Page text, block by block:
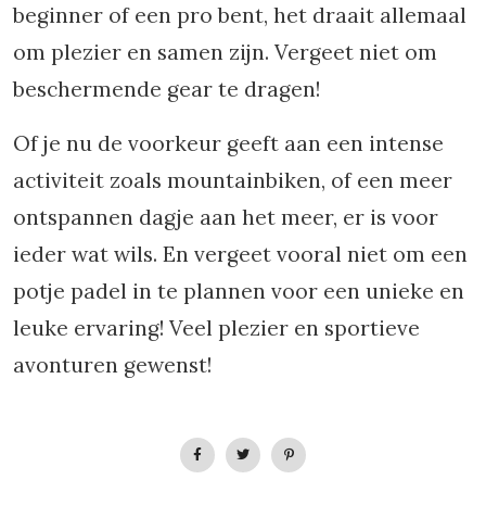
beginner of een pro bent, het draait allemaal
om plezier en samen zijn. Vergeet niet om
beschermende gear te dragen!
Of je nu de voorkeur geeft aan een intense
activiteit zoals mountainbiken, of een meer
ontspannen dagje aan het meer, er is voor
ieder wat wils. En vergeet vooral niet om een
potje padel in te plannen voor een unieke en
leuke ervaring! Veel plezier en sportieve
avonturen gewenst!